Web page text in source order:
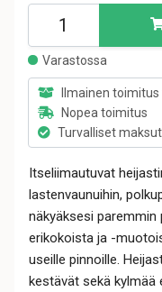
Varastossa
Ilmainen toimitus
Nopea toimitus
Turvalliset
Itseliimautuvat
lastenvaunuihin,
näkyäksesi
erikokoista ja -
useille pinnoille.
kestävät sekä kylmää